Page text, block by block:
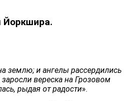
Йоркшира.
землю; и ангелы рассердились
вереска на Грозовом
рыдая от радости».